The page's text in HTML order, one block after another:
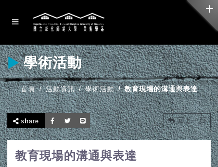
學術活動
首頁 活動資訊 學術活動 教育現場的溝通與表達
share 回上一頁
教育現場的溝通與表達